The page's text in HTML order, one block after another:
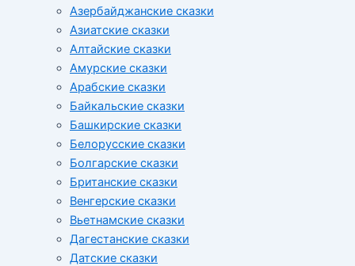
Азербайджанские сказки
Азиатские сказки
Алтайские сказки
Амурские сказки
Арабские сказки
Байкальские сказки
Башкирские сказки
Белорусские сказки
Болгарские сказки
Британские сказки
Венгерские сказки
Вьетнамские сказки
Дагестанские сказки
Датские сказки